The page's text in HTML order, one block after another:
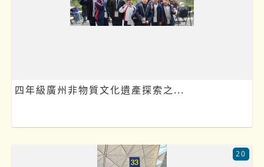
四年級廣州非物質文化遺產探索之...
20